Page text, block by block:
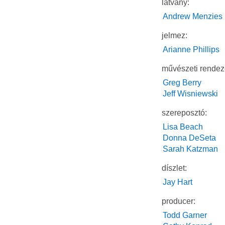
látvány:
Andrew Menzies
jelmez:
Arianne Phillips
művészeti
Greg Berry
Jeff Wisniewski
szereposztó:
Lisa Beach
Donna DeSeta
Sarah Katzman
díszlet:
Jay Hart
producer:
Todd Garner